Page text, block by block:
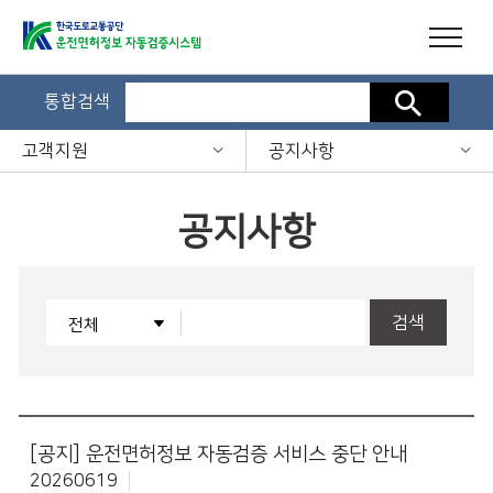
통합검색 검색
고객지원 공지사항
공지사항
검색
[공지] 운전면허정보 자동검증 서비스 중단 안내
20260619